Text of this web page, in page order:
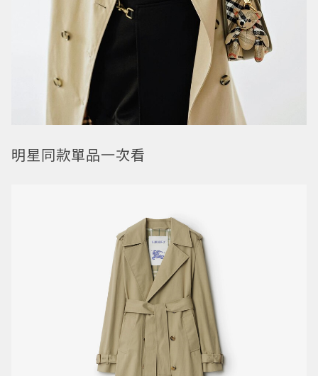
明星同款單品一次看